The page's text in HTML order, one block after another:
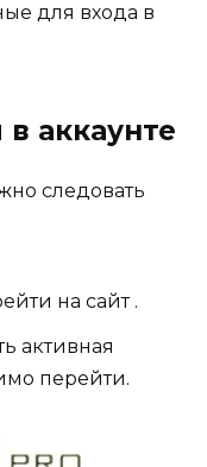
для входа в
в аккаунте
следовать
на сайт .
активная
перейти.